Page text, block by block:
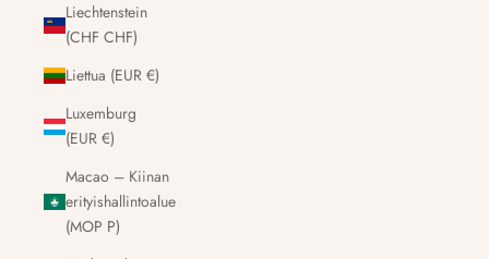
Liechtenstein
(CHF CHF)
Liettua (EUR €)
Luxemburg
(EUR €)
Macao – Kiinan
erityishallintoalue
(MOP P)